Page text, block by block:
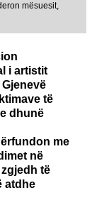
mësuesit,
i artistit
të
dhunë
me
në
të
atdhe